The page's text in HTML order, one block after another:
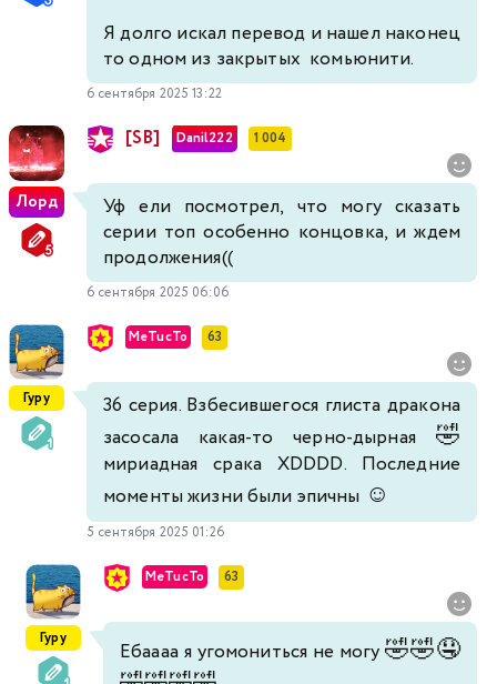
Я долго искал перевод и нашел наконец
то одном из закрытых комьюнити.
6 сентября 2025 13:22
Лорд
[SB] Danil222 1 004
Уф ели посмотрел, что могу сказать
серии топ особенно концовка, и ждем
продолжения((
6 сентября 2025 06:06
Гуру
MeTucTo 63
36 серия. Взбесившегося глиста дракона
засосала какая-то черно-дырная 🤣
мириадная срака XDDDD. Последние
моменты жизни были эпичны ☺️
5 сентября 2025 01:26
Гуру
MeTucTo 63
Ебаааа я угомониться не могу🤣🤣🤤